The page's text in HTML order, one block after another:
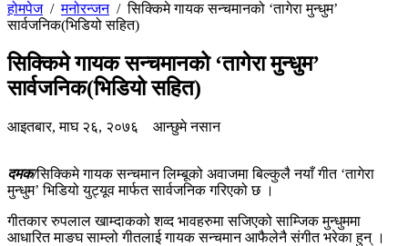
होमपेज/मनोरन्जन/सिक्किमे गायक सन्चमानको ‘तागेरा मुन्धुम’
सार्वजनिक(भिडियो सहित)
सिक्किमे गायक सन्चमानको ‘तागेरा मुन्धुम’
सार्वजनिक(भिडियो सहित)
आइतबार, माघ २६, २०७६ आन्छुमे नसान
दमक/सिक्किमे गायक सन्चमान लिम्बूको अवाजमा बिल्कुलै नयाँ गीत ‘तागेरा
मुन्धुम’ भिडियो युट्यूव मार्फत सार्वजनिक गरिएको छ ।
गीतकार रुपलाल खाम्दाकको शव्द भावहरुमा सजिएको साम्जिक मुन्धुममा
आधारित माङघ साम्लो गीतलाई गायक सन्चमान आफैलेनै संगीत भरेका हुन् ।